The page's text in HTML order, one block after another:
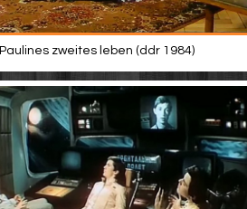
Paulines zweites leben (ddr 1984)